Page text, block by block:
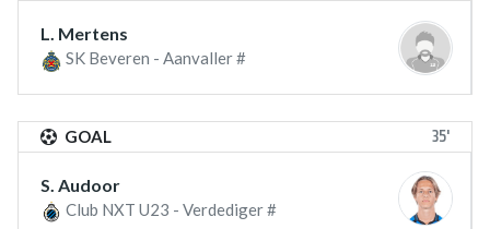
L. Mertens
SK Beveren - Aanvaller #
GOAL 35'
S. Audoor
Club NXT U23 - Verdediger #